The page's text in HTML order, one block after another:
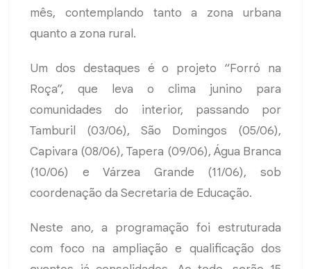
mês, contemplando tanto a zona urbana
quanto a zona rural.
Um dos destaques é o projeto “Forró na
Roça”, que leva o clima junino para
comunidades do interior, passando por
Tamburil (03/06), São Domingos (05/06),
Capivara (08/06), Tapera (09/06), Água Branca
(10/06) e Várzea Grande (11/06), sob
coordenação da Secretaria de Educação.
Neste ano, a programação foi estruturada
com foco na ampliação e qualificação dos